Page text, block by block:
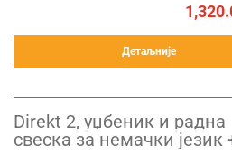
Детаљније
Direkt 2, уџбеник и радна
свеска за немачки језик